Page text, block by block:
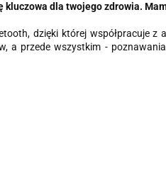
dla twojego zdrowia.
dzięki której współpracuje z
a przede wszystkim - poznawania